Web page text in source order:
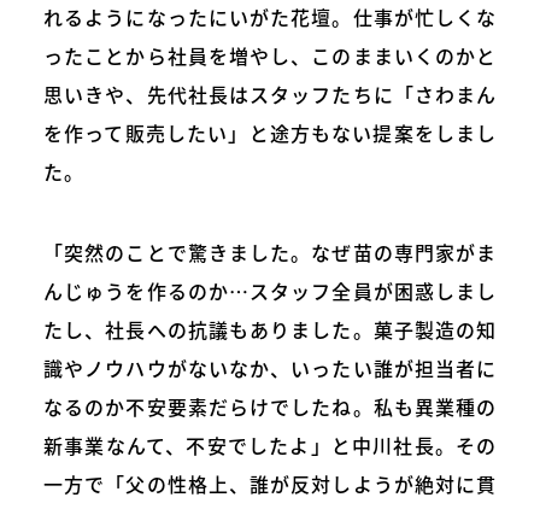
れるようになったにいがた花壇。仕事が忙しくな
ったことから社員を増やし、このままいくのかと
思いきや、先代社長はスタッフたちに「さわまん
を作って販売したい」と途方もない提案をしまし
た。
「突然のことで驚きました。なぜ苗の専門家がま
んじゅうを作るのか…スタッフ全員が困惑しまし
たし、社長への抗議もありました。菓子製造の知
識やノウハウがないなか、いったい誰が担当者に
なるのか不安要素だらけでしたね。私も異業種の
新事業なんて、不安でしたよ」と中川社長。その
一方で「父の性格上、誰が反対しようが絶対に貫